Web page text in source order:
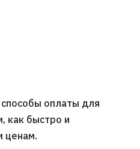
оплаты для
как быстро и
ценам.